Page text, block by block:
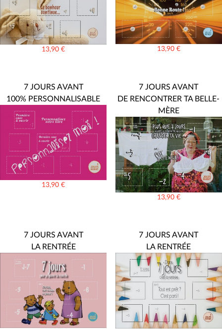
13,90€ 13,90 €
7 JOURS AVANT
100% PERSONNALISABLE
13,90€
7 JOURS AVANT
DE RENCONTRER TA BELLE-
MÈRE
13,90 €
7 JOURS AVANT
LA RENTRÉE
7 JOURS AVANT
LA RENTRÉE